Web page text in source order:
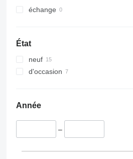
échange
État
neuf
d'occasion
Année
–